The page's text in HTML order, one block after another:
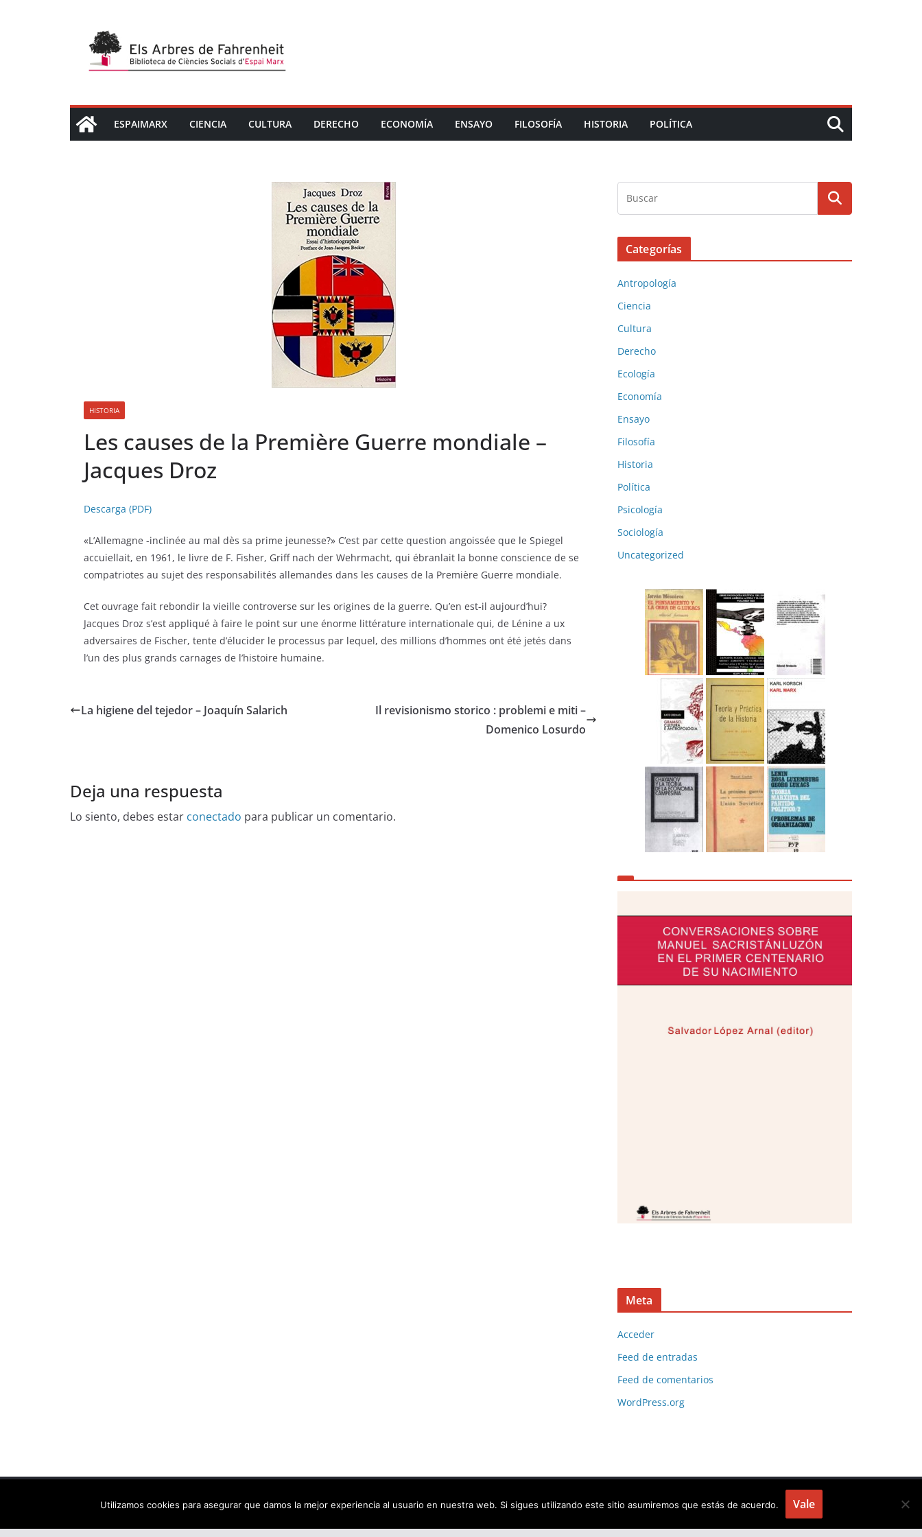
ESPAIMARX CIENCIA CULTURA DERECHO ECONOMÍA ENSAYO FILOSOFÍA HISTORIA POLÍTICA
HISTORIA
Les causes de la Première Guerre mondiale –
Jacques Droz
Descarga (PDF)
«L’Allemagne -inclinée au mal dès sa prime jeunesse?» C’est par cette question angoissée que le Spiegel
accuiellait, en 1961, le livre de F. Fisher, Griff nach der Wehrmacht, qui ébranlait la bonne conscience de se
compatriotes au sujet des responsabilités allemandes dans les causes de la Première Guerre mondiale.
Cet ouvrage fait rebondir la vieille controverse sur les origines de la guerre. Qu’en est-il aujourd’hui?
Jacques Droz s’est appliqué à faire le point sur une énorme littérature internationale qui, de Lénine a ux
adversaires de Fischer, tente d’élucider le processus par lequel, des millions d’hommes ont été jetés dans
l’un des plus grands carnages de l’histoire humaine.
La higiene del tejedor – Joaquín Salarich
Il revisionismo storico : problemi e miti –
Domenico Losurdo
Deja una respuesta
Lo siento, debes estar conectado para publicar un comentario.
Categorías
Antropología
Ciencia
Cultura
Derecho
Ecología
Economía
Ensayo
Filosofía
Historia
Política
Psicología
Sociología
Uncategorized
Meta
Acceder
Feed de entradas
Feed de comentarios
WordPress.org
Copyright © 2026 Els arbres de Fahrenheit: biblioteca virtual
. Todos los derechos reservados.
Utilizamos cookies para asegurar que damos la mejor experiencia al usuario en nuestra web. Si sigues utilizando este sitio asumiremos que estás de acuerdo. Vale